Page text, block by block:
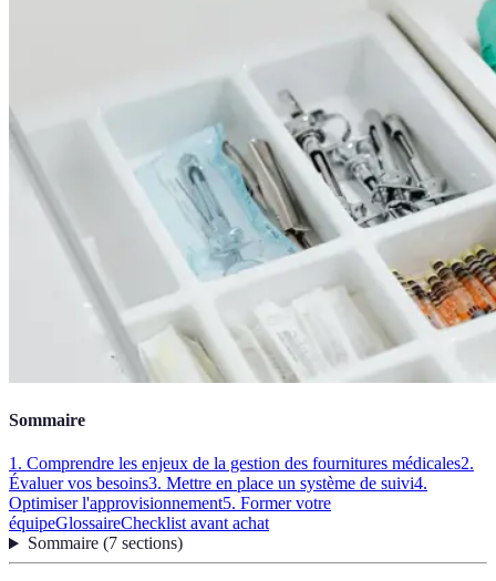
Sommaire
1. Comprendre les enjeux de la gestion des fournitures médicales2.
Évaluer vos besoins3. Mettre en place un système de suivi4.
Optimiser l'approvisionnement5. Former votre
équipeGlossaireChecklist avant achat
Sommaire(7 sections)